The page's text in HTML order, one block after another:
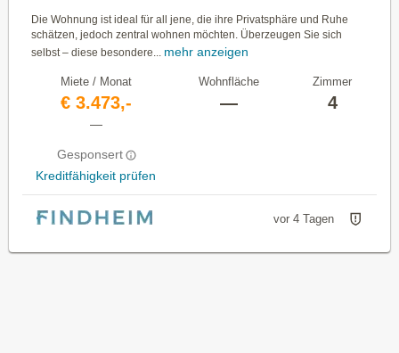
Die Wohnung ist ideal für all jene, die ihre Privatsphäre und Ruhe
schätzen, jedoch zentral wohnen möchten. Überzeugen Sie sich
selbst – diese besondere... mehr anzeigen
Miete / Monat
€ 3.473,-
—
Gesponsert
Kreditfähigkeit prüfen
Wohnfläche
—
Zimmer
4
vor 4 Tagen